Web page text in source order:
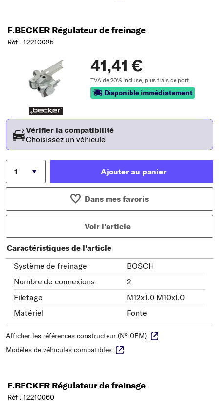
F.BECKER Régulateur de freinage
Réf : 12210025
41,41 €
TVA de 20% incluse, plus frais de port
Disponible immédiatement
Vérifier la compatibilité
Choisissez un véhicule
Ajouter au panier
Dans mes favoris
Voir l'article
Caractéristiques de l'article
Système de freinage
BOSCH
Nombre de connexions
2
Filetage
M12x1.0 M10x1.0
Matériel
Fonte
Afficher les références constructeur (N° OEM)
Modèles de véhicules compatibles
F.BECKER Régulateur de freinage
Réf : 12210060